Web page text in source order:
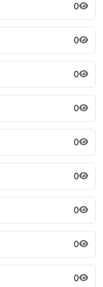
0
0
0
0
0
0
0
0
0